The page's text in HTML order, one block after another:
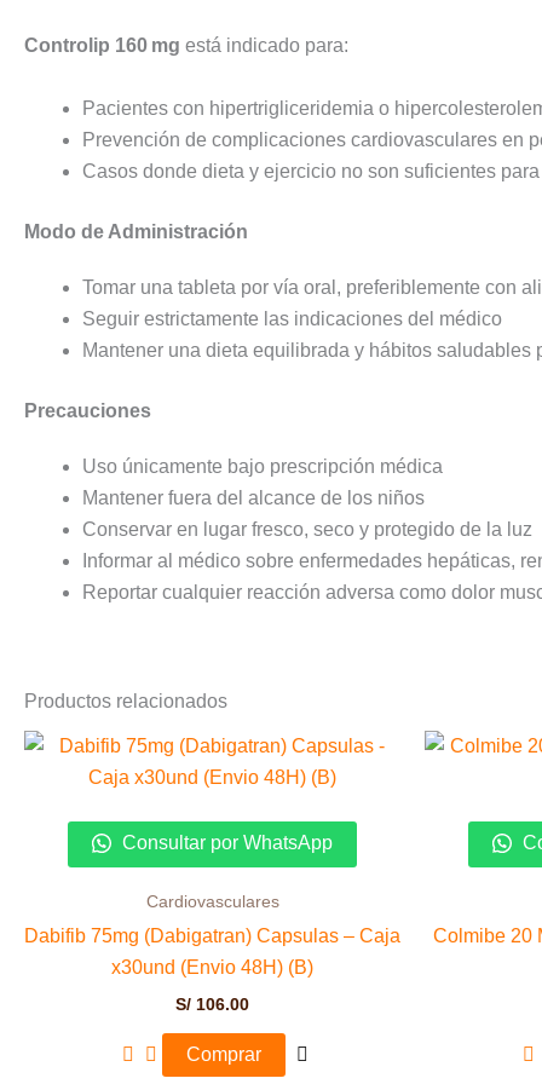
Controlip 160 mg está indicado para:
Pacientes con hipertrigliceridemia o
Prevención de complicaciones cardiovasculares en
Casos donde dieta y ejercicio no son suficientes
Modo de Administración
Tomar una tableta por vía oral, preferiblemente con
Seguir estrictamente las indicaciones del médico
Mantener una dieta equilibrada y hábitos saludables
Precauciones
Uso únicamente bajo prescripción médica
Mantener fuera del alcance de los niños
Conservar en lugar fresco, seco y protegido de la luz
Informar al médico sobre enfermedades hepáticas,
Reportar cualquier reacción adversa como dolor
Productos relacionados
Consultar por WhatsApp
Cardiovasculares
Dabifib 75mg (Dabigatran) Capsulas – Caja
x30und (Envio 48H) (B)
S/ 106.00
Comprar
Colmibe 20